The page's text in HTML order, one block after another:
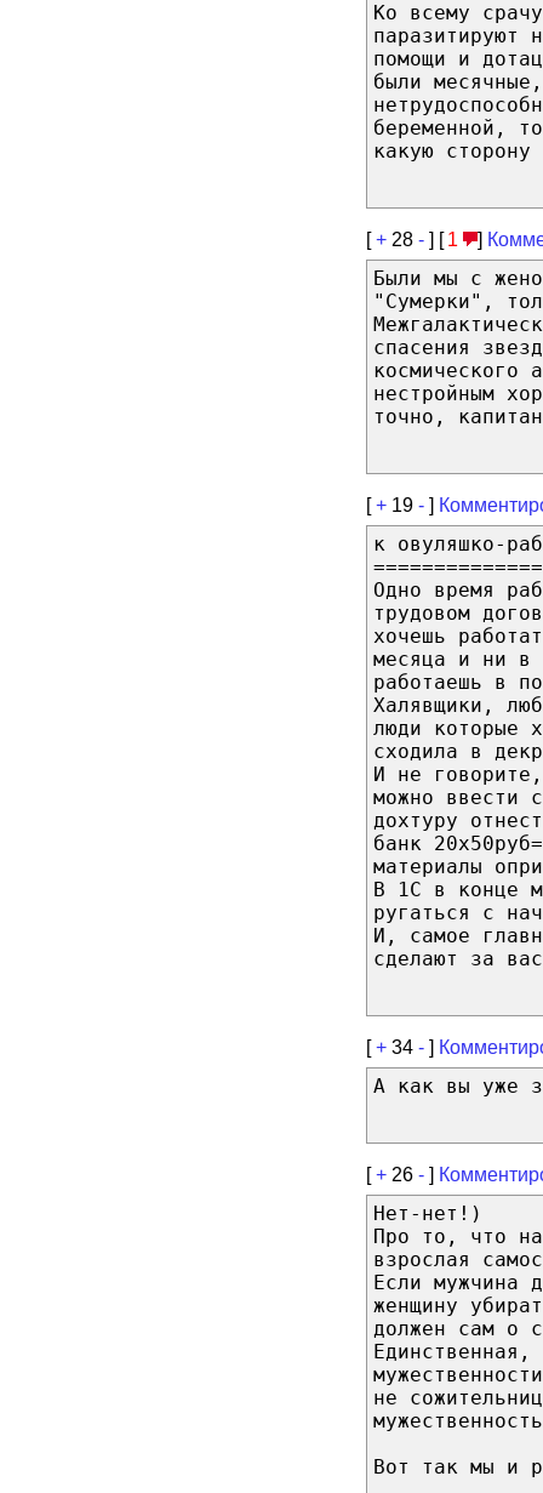
Ко всему
паразитируют
помощи и
были
беременной,
какую
[+ 28 - ] [ 1 ]
Были мы с
"Сумерки",
спасения
космического
нестройным
точно,
[+ 19 - ]
к овуляшко-
Одно время
трудовом
хочешь
месяца и ни в
работаешь в
Халявщики,
люди которые
сходила в
И не
можно ввести
дохтуру
банк
материалы
В 1С в конце
ругаться с
И, самое
сделают за
[+ 34 - ]
А как вы уже
[+ 26 - ]
Нет-нет!)
Про то, что
взрослая
Если мужчина
женщину
должен сам о
не
Вот так мы и